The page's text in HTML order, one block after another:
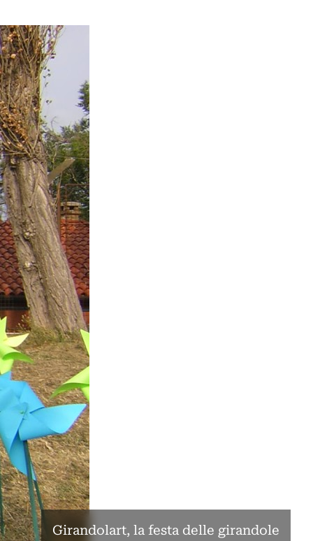
Girandolart, la festa delle girandole